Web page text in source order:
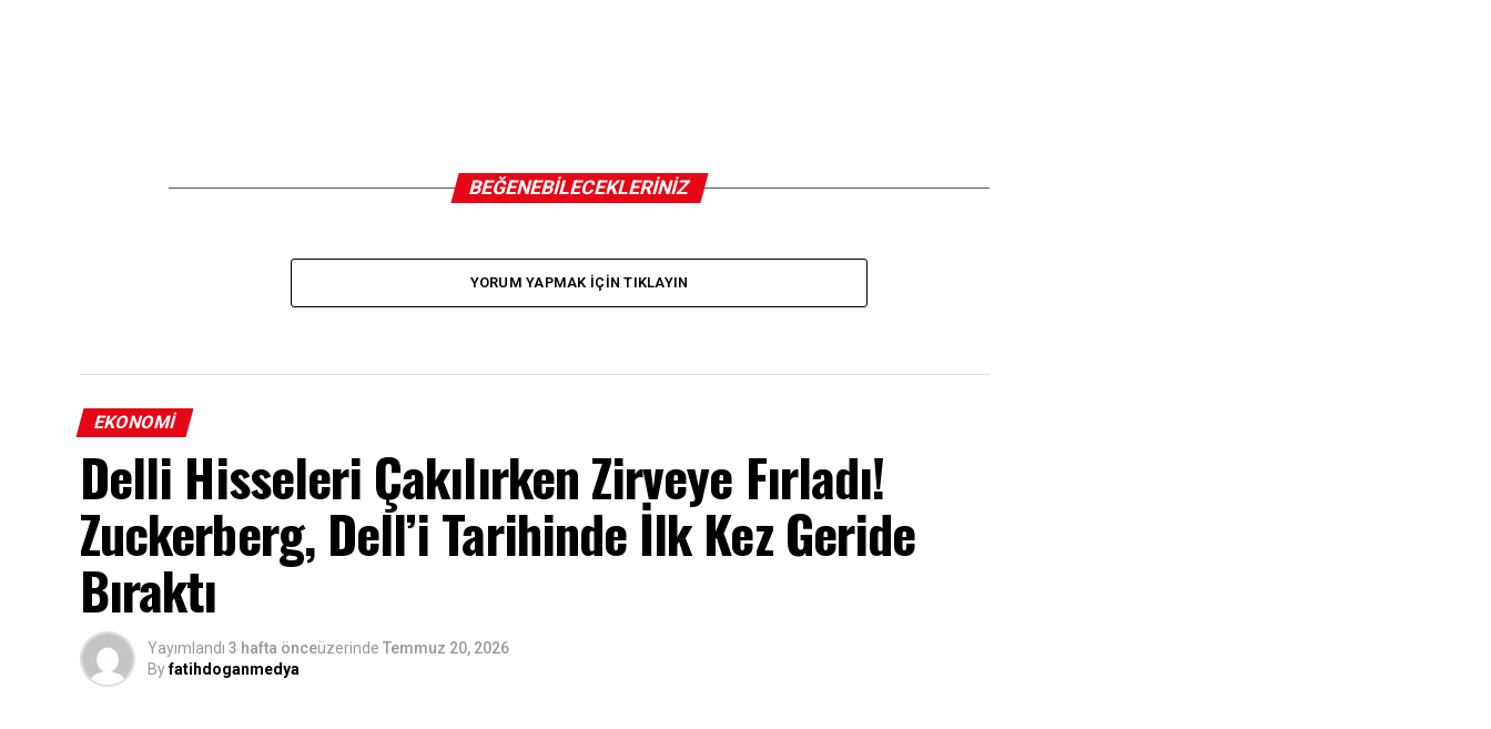
BEĞENEBILECEKLERINIZ
YORUM YAPMAK IÇIN TIKLAYIN
EKONOMI
Delli Hisseleri Çakılırken Zirveye Fırladı!
Zuckerberg, Dell’i Tarihinde İlk Kez Geride
Bıraktı
Yayımlandı 3 hafta önceüzerinde Temmuz 20, 2026
Byfatihdoganmedya